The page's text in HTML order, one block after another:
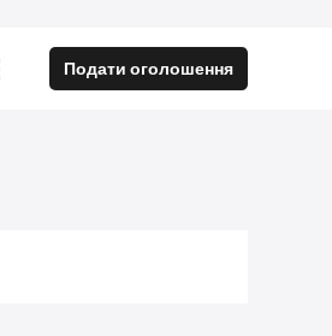
Подати оголошення